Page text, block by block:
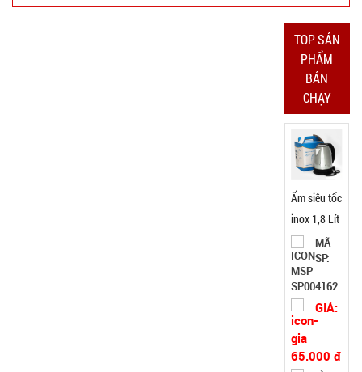
TOP SẢN
PHẨM
BÁN
CHẠY
hành:
Test,
Cân nặng:
0,2kg
Đặt
hàng
Ấm siêu tốc
inox 1,8 Lít
( T24, full
vat )
MÃ
SP:
SP004162
GIÁ:
65.000 đ